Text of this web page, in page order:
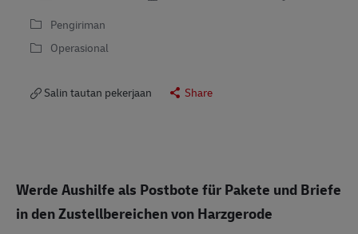
Pengiriman
Operasional
Salin tautan pekerjaan Share
Werde Aushilfe als Postbote für Pakete und Briefe
in den Zustellbereichen von Harzgerode